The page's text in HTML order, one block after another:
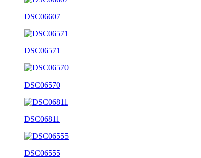
DSC06607
DSC06571
DSC06570
DSC06811
DSC06555